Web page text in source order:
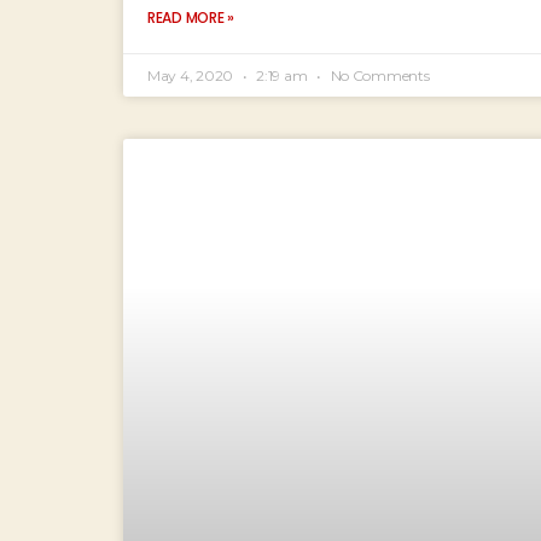
READ MORE »
May 4, 2020 2:19 am No Comments